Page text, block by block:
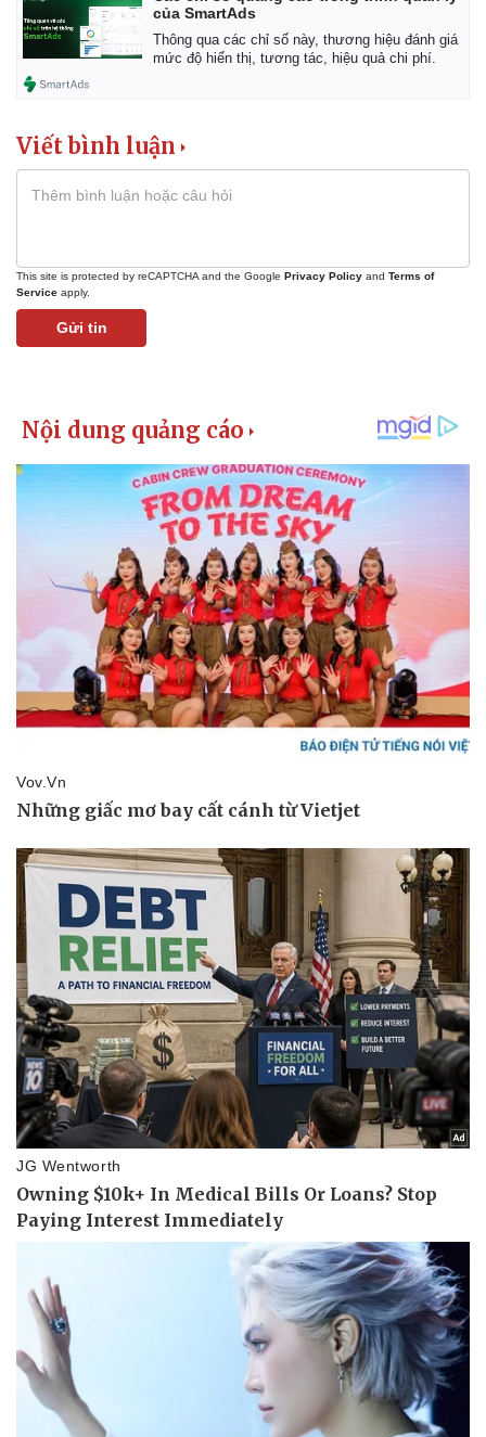
Pháp luật
Vụ án
Tin nóng
Tư vấn luật
Quân sự - Quốc phòng
Vũ khí
Việt Nam
Phân tích
của SmartAds
Thông qua các chỉ số này, thương hiệu đánh giá
mức độ hiển thị, tương tác, hiệu quả chi phí.
Viết bình luận
This site is protected by reCAPTCHA and the Google Privacy Policy and Terms of
Service apply.
Gửi tin